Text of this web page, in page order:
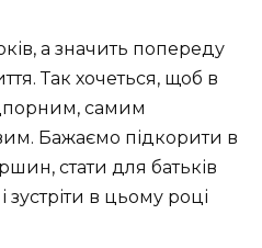
а значить попереду
Так хочеться, щоб в
самим
Бажаємо підкорити в
стати для батьків
в цьому році